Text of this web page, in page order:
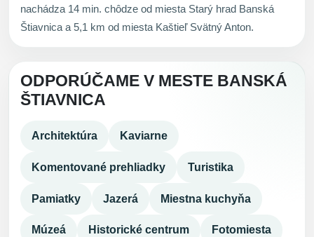
nachádza 14 min. chôdze od miesta Starý hrad Banská
Štiavnica a 5,1 km od miesta Kaštieľ Svätný Anton.
ODPORÚČAME V MESTE BANSKÁ
ŠTIAVNICA
Architektúra Kaviarne
Komentované prehliadky Turistika
Pamiatky Jazerá Miestna kuchyňa
Múzeá Historické centrum Fotomiesta